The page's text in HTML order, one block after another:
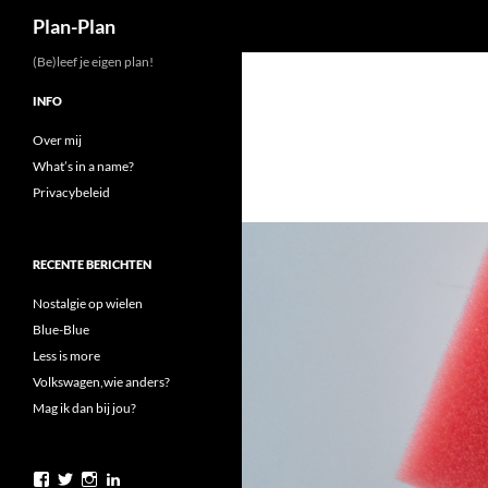
inhoud
Plan-Plan
(Be)leef je eigen plan!
INFO
Over mij
What’s in a name?
Privacybeleid
RECENTE BERICHTEN
Nostalgie op wielen
Blue-Blue
Less is more
Volkswagen,wie anders?
Mag ik dan bij jou?
BekijkBekijkBekijk